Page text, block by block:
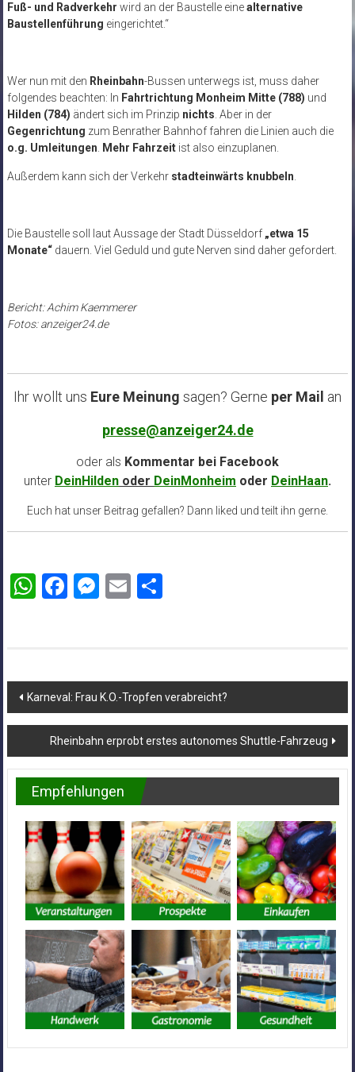
Fuß- und Radverkehr wird an der Baustelle einealternative
Baustellenführung eingerichtet.“
Wer nun mit den Rheinbahn-Bussen unterwegs ist, muss daher
folgendes beachten: In Fahrtrichtung Monheim Mitte (788) und
Hilden (784) ändert sich im Prinzip nichts . Aber in der
Gegenrichtung zum Benrather Bahnhof fahren die Linien auch die
o.g. Umleitungen
Mehr Fahrzeitist also einzuplanen.
Außerdem kann sich der Verkehr stadteinwärts knubbeln
Die Baustelle soll laut Aussage der Stadt Düsseldorf „etwa 15
Monate“dauern. Viel Geduld und gute Nerven sind daher gefordert.
Bericht: Achim Kaemmerer
Fotos: anzeiger24.de
Ihr wollt uns Eure Meinung sagen? Gerne per Mail an
presse@anzeiger24.de
oder als Kommentar bei Facebook
unter DeinHilden oder DeinMonheim oder DeinHaan.
Euch hat unser Beitrag gefallen? Dann liked und teilt ihn gerne.
WhatsApp
Facebook
Messenger
EmailTeilen
Beitragsnavigation
Karneval: Frau K.O.-Tropfen verabreicht?
Rheinbahn erprobt erstes autonomes Shuttle-Fahrzeug
Empfehlungen